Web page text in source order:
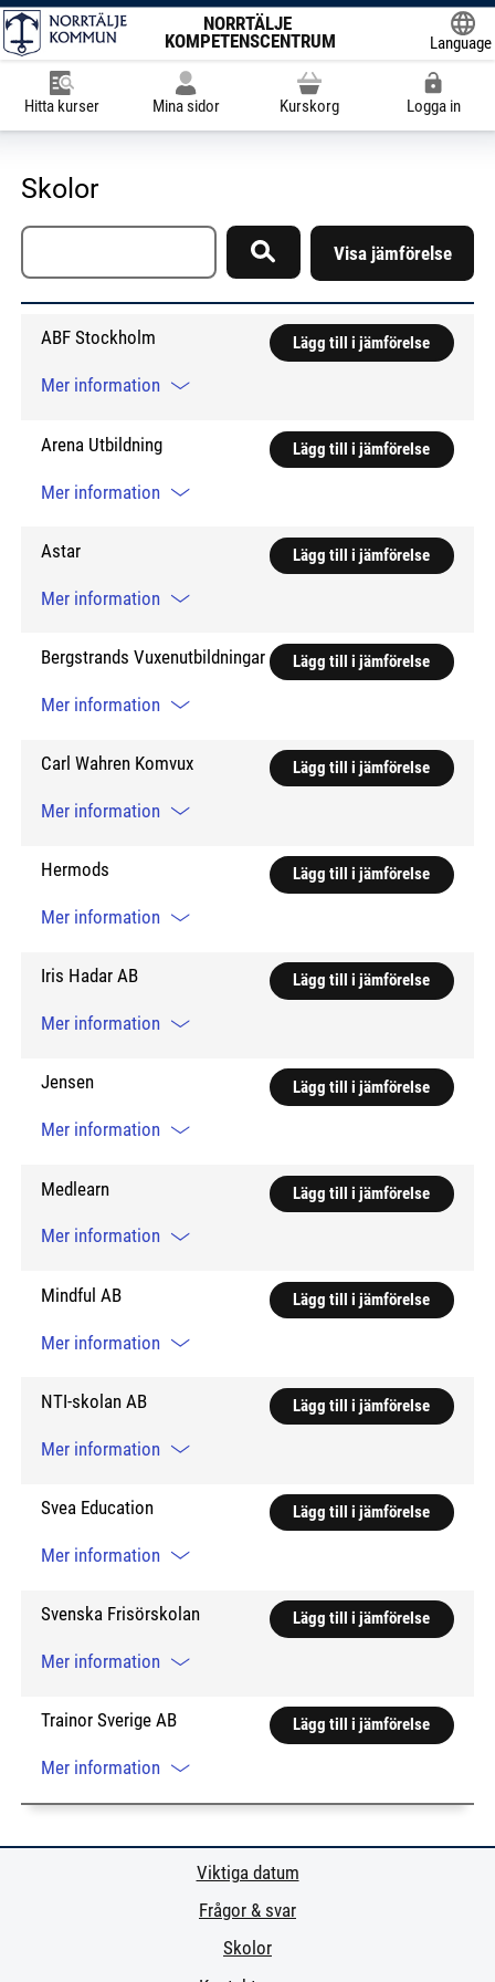
NORRTÄLJE
KOMPETENSCENTRUM
Language
Hitta kurser Mina sidor Kurskorg Logga in
Skolor
Sök
Visa jämförelse
ABF Stockholm Lägg till i jämförelse
Mer information
Arena Utbildning Lägg till i jämförelse
Mer information
Astar Lägg till i jämförelse
Mer information
Bergstrands Vuxenutbildningar Lägg till i jämförelse
Mer information
Carl Wahren Komvux Lägg till i jämförelse
Mer information
Hermods Lägg till i jämförelse
Mer information
Iris Hadar AB Lägg till i jämförelse
Mer information
Jensen Lägg till i jämförelse
Mer information
Medlearn Lägg till i jämförelse
Mer information
Mindful AB Lägg till i jämförelse
Mer information
NTI-skolan AB Lägg till i jämförelse
Mer information
Svea Education Lägg till i jämförelse
Mer information
Svenska Frisörskolan Lägg till i jämförelse
Mer information
Trainor Sverige AB Lägg till i jämförelse
Mer information
Viktiga datum
Frågor & svar
Skolor